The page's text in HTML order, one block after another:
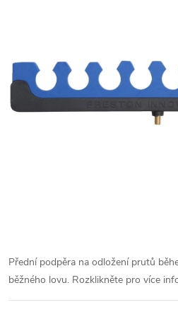
Přední podpěra na odložení prutů
běžného lovu. Rozklikněte pro více